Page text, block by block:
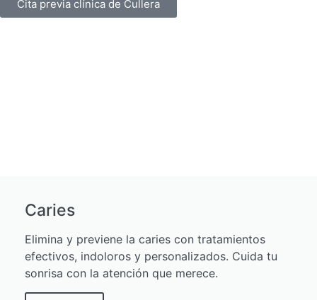
Cita previa clínica de Cullera
Caries
Elimina y previene la caries con tratamientos
efectivos, indoloros y personalizados. Cuida tu
sonrisa con la atención que merece.